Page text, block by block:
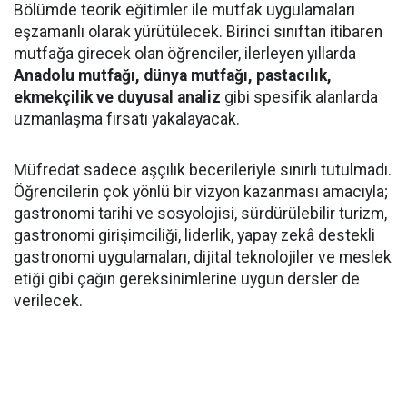
Bölümde teorik eğitimler ile mutfak uygulamaları
eşzamanlı olarak yürütülecek. Birinci sınıftan itibaren
mutfağa girecek olan öğrenciler, ilerleyen yıllarda
Anadolu mutfağı, dünya mutfağı, pastacılık,
ekmekçilik ve duyusal analiz gibi spesifik alanlarda
uzmanlaşma fırsatı yakalayacak.
Müfredat sadece aşçılık becerileriyle sınırlı tutulmadı.
Öğrencilerin çok yönlü bir vizyon kazanması amacıyla;
gastronomi tarihi ve sosyolojisi, sürdürülebilir turizm,
gastronomi girişimciliği, liderlik, yapay zekâ destekli
gastronomi uygulamaları, dijital teknolojiler ve meslek
etiği gibi çağın gereksinimlerine uygun dersler de
verilecek.